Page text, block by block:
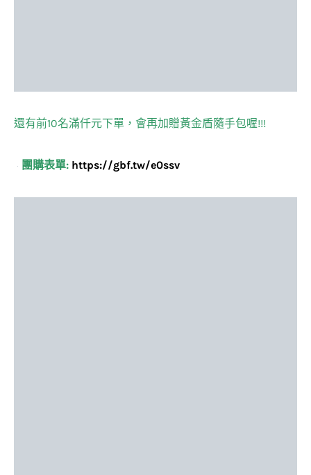
還有前10名滿仟元下單，會再加贈黃金盾隨手包喔!!!
團購表單: https://gbf.tw/e0ssv